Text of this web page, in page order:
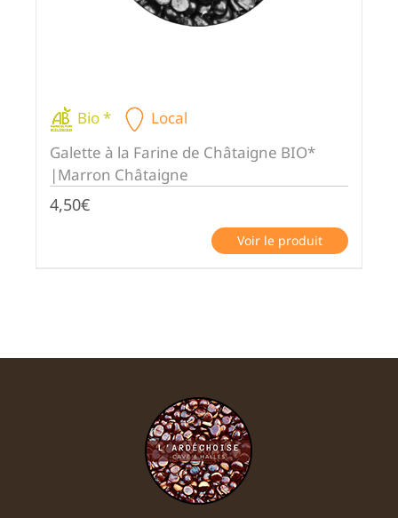
Bio *
Local
Galette à la Farine de Châtaigne BIO*
|Marron Châtaigne
4,50€
Voir le produit